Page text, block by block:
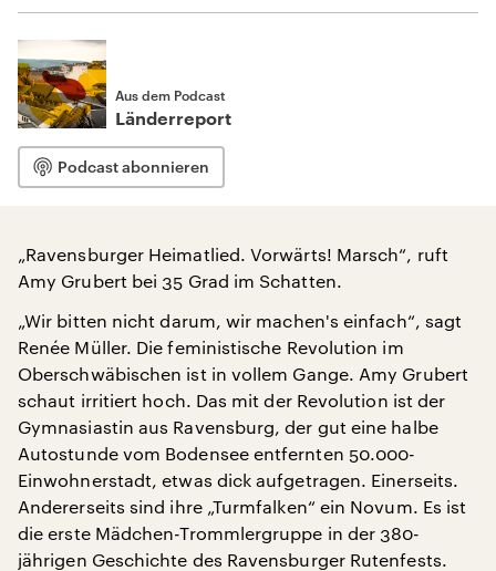
Aus dem Podcast
Länderreport
Podcast abonnieren
„Ravensburger Heimatlied. Vorwärts! Marsch“, ruft
Amy Grubert bei 35 Grad im Schatten.
„Wir bitten nicht darum, wir machen's einfach“, sagt
Renée Müller. Die feministische Revolution im
Oberschwäbischen ist in vollem Gange. Amy Grubert
schaut irritiert hoch. Das mit der Revolution ist der
Gymnasiastin aus Ravensburg, der gut eine halbe
Autostunde vom Bodensee entfernten 50.000-
Einwohnerstadt, etwas dick aufgetragen. Einerseits.
Andererseits sind ihre „Turmfalken“ ein Novum. Es ist
die erste Mädchen-Trommlergruppe in der 380-
jährigen Geschichte des Ravensburger Rutenfests.